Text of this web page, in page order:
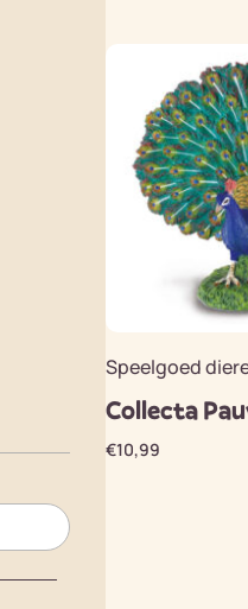
Speelgoed
Collecta
€10,99